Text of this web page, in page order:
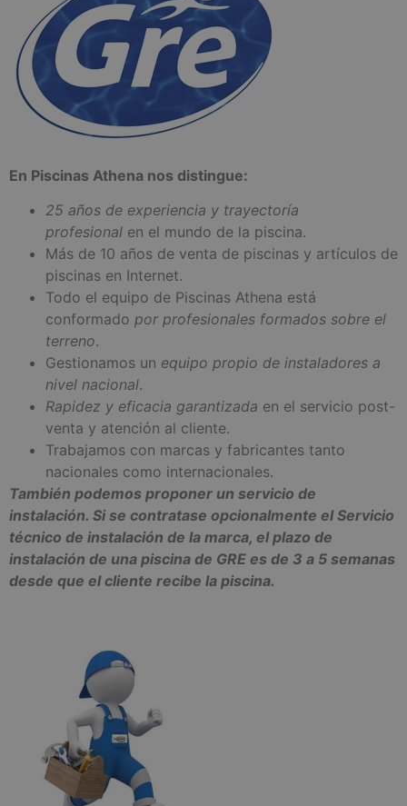
En Piscinas Athena nos distingue:
25 años de experiencia y trayectoría
profesional en el mundo de la piscina.
Más de 10 años de venta de piscinas y artículos de
piscinas en Internet.
Todo el equipo de Piscinas Athena está
conformado por profesionales formados sobre el
terreno.
Gestionamos un equipo propio de instaladores a
nivel nacional.
Rapidez y eficacia garantizada en el servicio post-
venta y atención al cliente.
Trabajamos con marcas y fabricantes tanto
nacionales como internacionales.
También podemos proponer un servicio de
instalación. Si se contratase opcionalmente el Servicio
técnico de instalación de la marca, el plazo de
instalación de una piscina de GRE es de 3 a 5 semanas
desde que el cliente recibe la piscina.